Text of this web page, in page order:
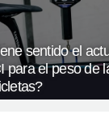
sentido el
para el peso de